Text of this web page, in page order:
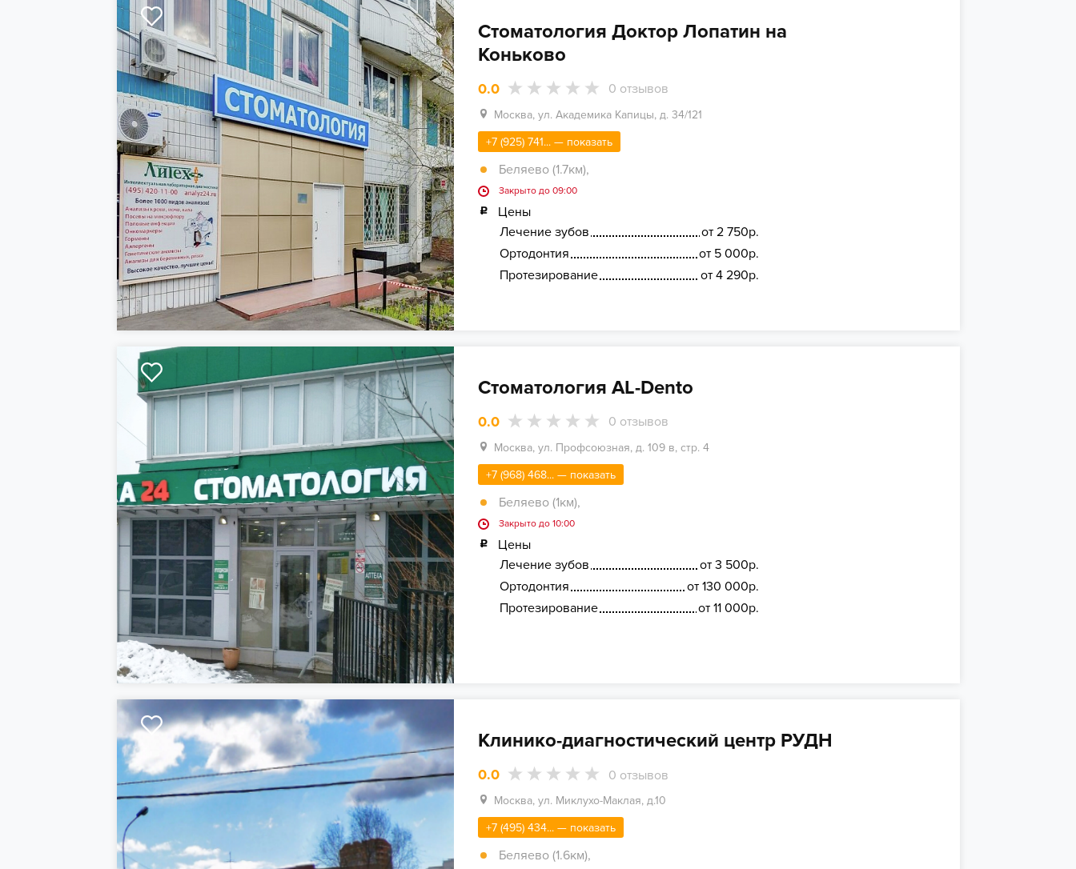
Стоматология Доктор Лопатин на
Коньково
0.0 0 отзывов
Москва, ул. Академика Капицы, д. 34/121
+7 (925) 741... — показать
Беляево (1.7км),
Закрыто до 09:00
Цены
Лечение зубов
от 2 750р.
Ортодонтия
от 5 000р.
Протезирование
от 4 290р.
Стоматология AL-Dento
0.0 0 отзывов
Москва, ул. Профсоюзная, д. 109 в, стр. 4
+7 (968) 468... — показать
Беляево (1км),
Закрыто до 10:00
Цены
Лечение зубов
от 3 500р.
Ортодонтия
от 130 000р.
Протезирование
от 11 000р.
Клинико-диагностический центр РУДН
0.0 0 отзывов
Москва, ул. Миклухо-Маклая, д.10
+7 (495) 434... — показать
Беляево (1.6км),